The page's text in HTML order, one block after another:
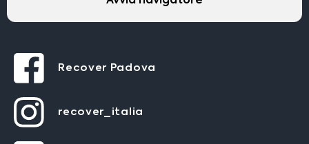
Recover Padova
recover_italia